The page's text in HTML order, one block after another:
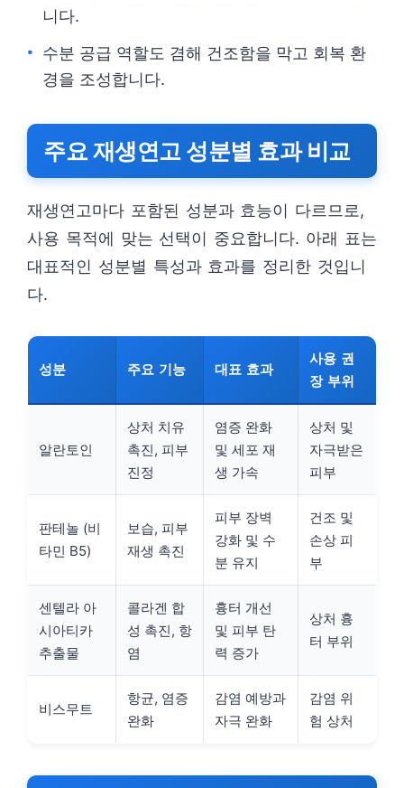
니다.
수분 공급 역할도 겸해 건조함을 막고 회복 환
경을 조성합니다.
주요 재생연고 성분별 효과 비교
재생연고마다 포함된 성분과 효능이 다르므로,
사용 목적에 맞는 선택이 중요합니다. 아래 표는
대표적인 성분별 특성과 효과를 정리한 것입니
다.
성분 주요 기능 대표 효과
사용 권
장 부위
알란토인
상처 치유
촉진, 피부
진정
염증 완화
및 세포 재
생 가속
상처 및
자극받은
피부
판테놀 (비
타민 B5)
보습, 피부
재생 촉진
피부 장벽
강화 및 수
분 유지
건조 및
손상 피
부
센텔라 아
시아티카
추출물
콜라겐 합
성 촉진, 항
염
흉터 개선
및 피부 탄
력 증가
상처 흉
터 부위
비스무트
항균, 염증
완화
감염 예방과
자극 완화
감염 위
험 상처